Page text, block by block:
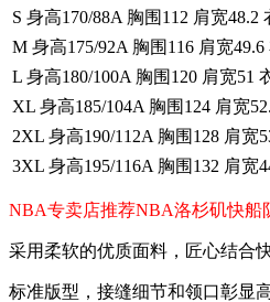
S 身高170/88A 胸围112 肩宽48.2
M 身高175/92A 胸围116 肩宽49.6
L 身高180/100A 胸围120 肩宽51
XL 身高185/104A 胸围124 肩宽
2XL 身高190/112A 胸围128 肩宽
3XL 身高195/116A 胸围132 肩宽
NBA专卖店推荐NBA洛杉矶快船
采用柔软的优质面料，匠心结合
标准版型，接缝细节和领口彰显